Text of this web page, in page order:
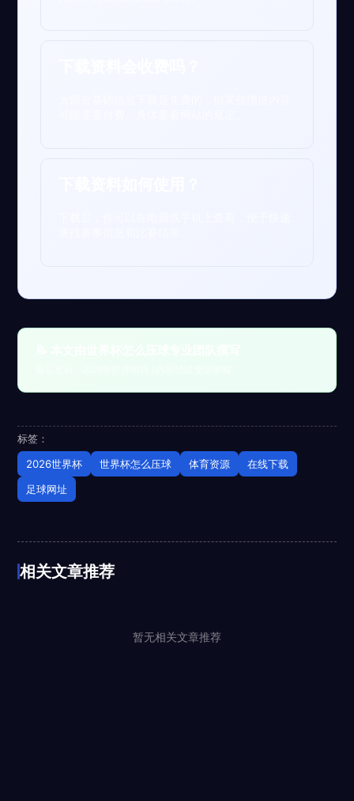
标签：
2026世界杯 世界杯怎么压球 体育资源 在线下载
足球网址
相关文章推荐
暂无相关文章推荐